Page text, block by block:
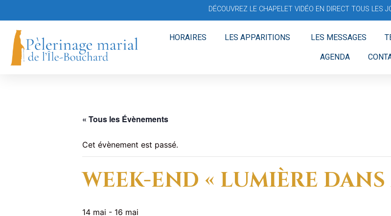
DÉCOUVREZ LE CHAPELET VIDÉO EN DIRECT TOUS LES
HORAIRES LES APPARITIONS LES MESSAGES
AGENDA
« Tous les Évènements
Cet évènement est passé.
WEEK-END « LUMIÈRE
14 mai - 16 mai